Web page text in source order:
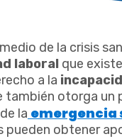
de la crisis
laboral que
a la
también otorga un
la emergencia
obtener